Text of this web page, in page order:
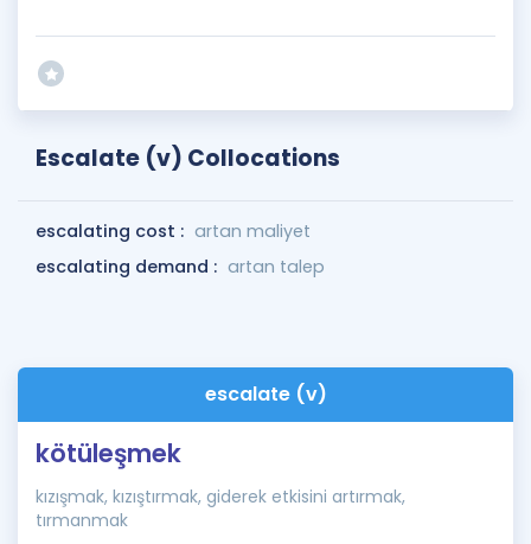
Escalate (v) Collocations
escalating cost : artan maliyet
escalating demand : artan talep
escalate (v)
kötüleşmek
kızışmak, kızıştırmak, giderek etkisini artırmak,
tırmanmak